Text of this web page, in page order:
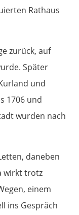
Rathaus
zurück, auf
Später
und
1706 und
wurden nach
daneben
wirkt trotz
einem
ins Gespräch